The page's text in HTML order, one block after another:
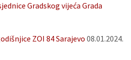
Gradskog vijeća Grada
ZOI 84 Sarajevo 08.01.2024.